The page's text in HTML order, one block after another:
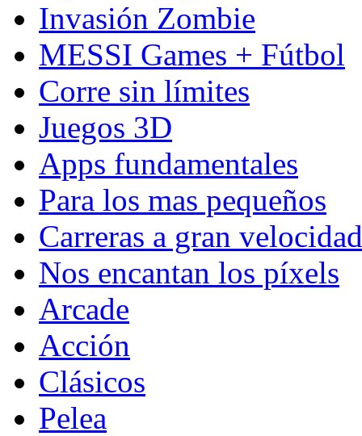
Invasión Zombie
MESSI Games + Fútbol
Corre sin límites
Juegos 3D
Apps fundamentales
Para los mas pequeños
Carreras a gran velocidad
Nos encantan los píxels
Arcade
Acción
Clásicos
Pelea